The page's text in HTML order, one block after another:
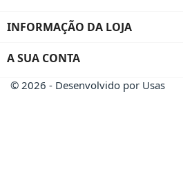
INFORMAÇÃO DA LOJA
A SUA CONTA
© 2026 - Desenvolvido por Usas